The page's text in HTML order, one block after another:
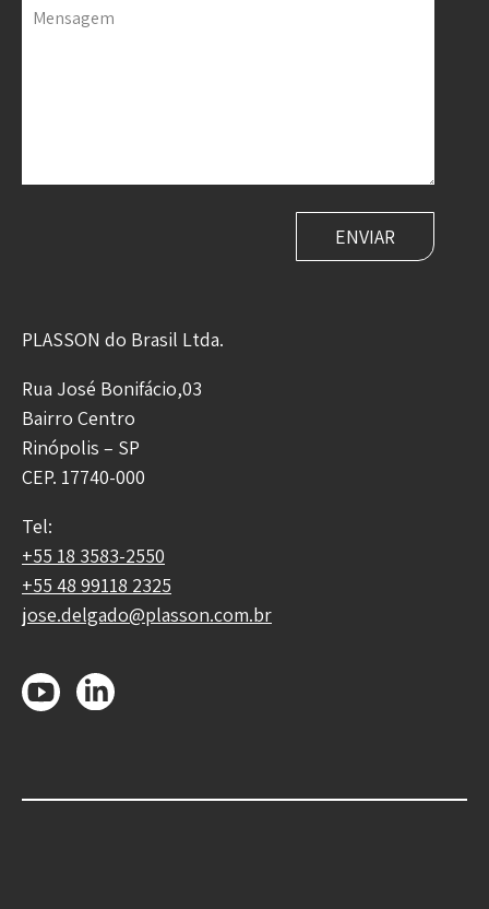
Mensagem
PLASSON do Brasil Ltda.
Rua José Bonifácio,03
Bairro Centro
Rinópolis – SP
CEP. 17740-000
Tel:
+55 18 3583-2550
+55 48 99118 2325
jose.delgado@plasson.com.br